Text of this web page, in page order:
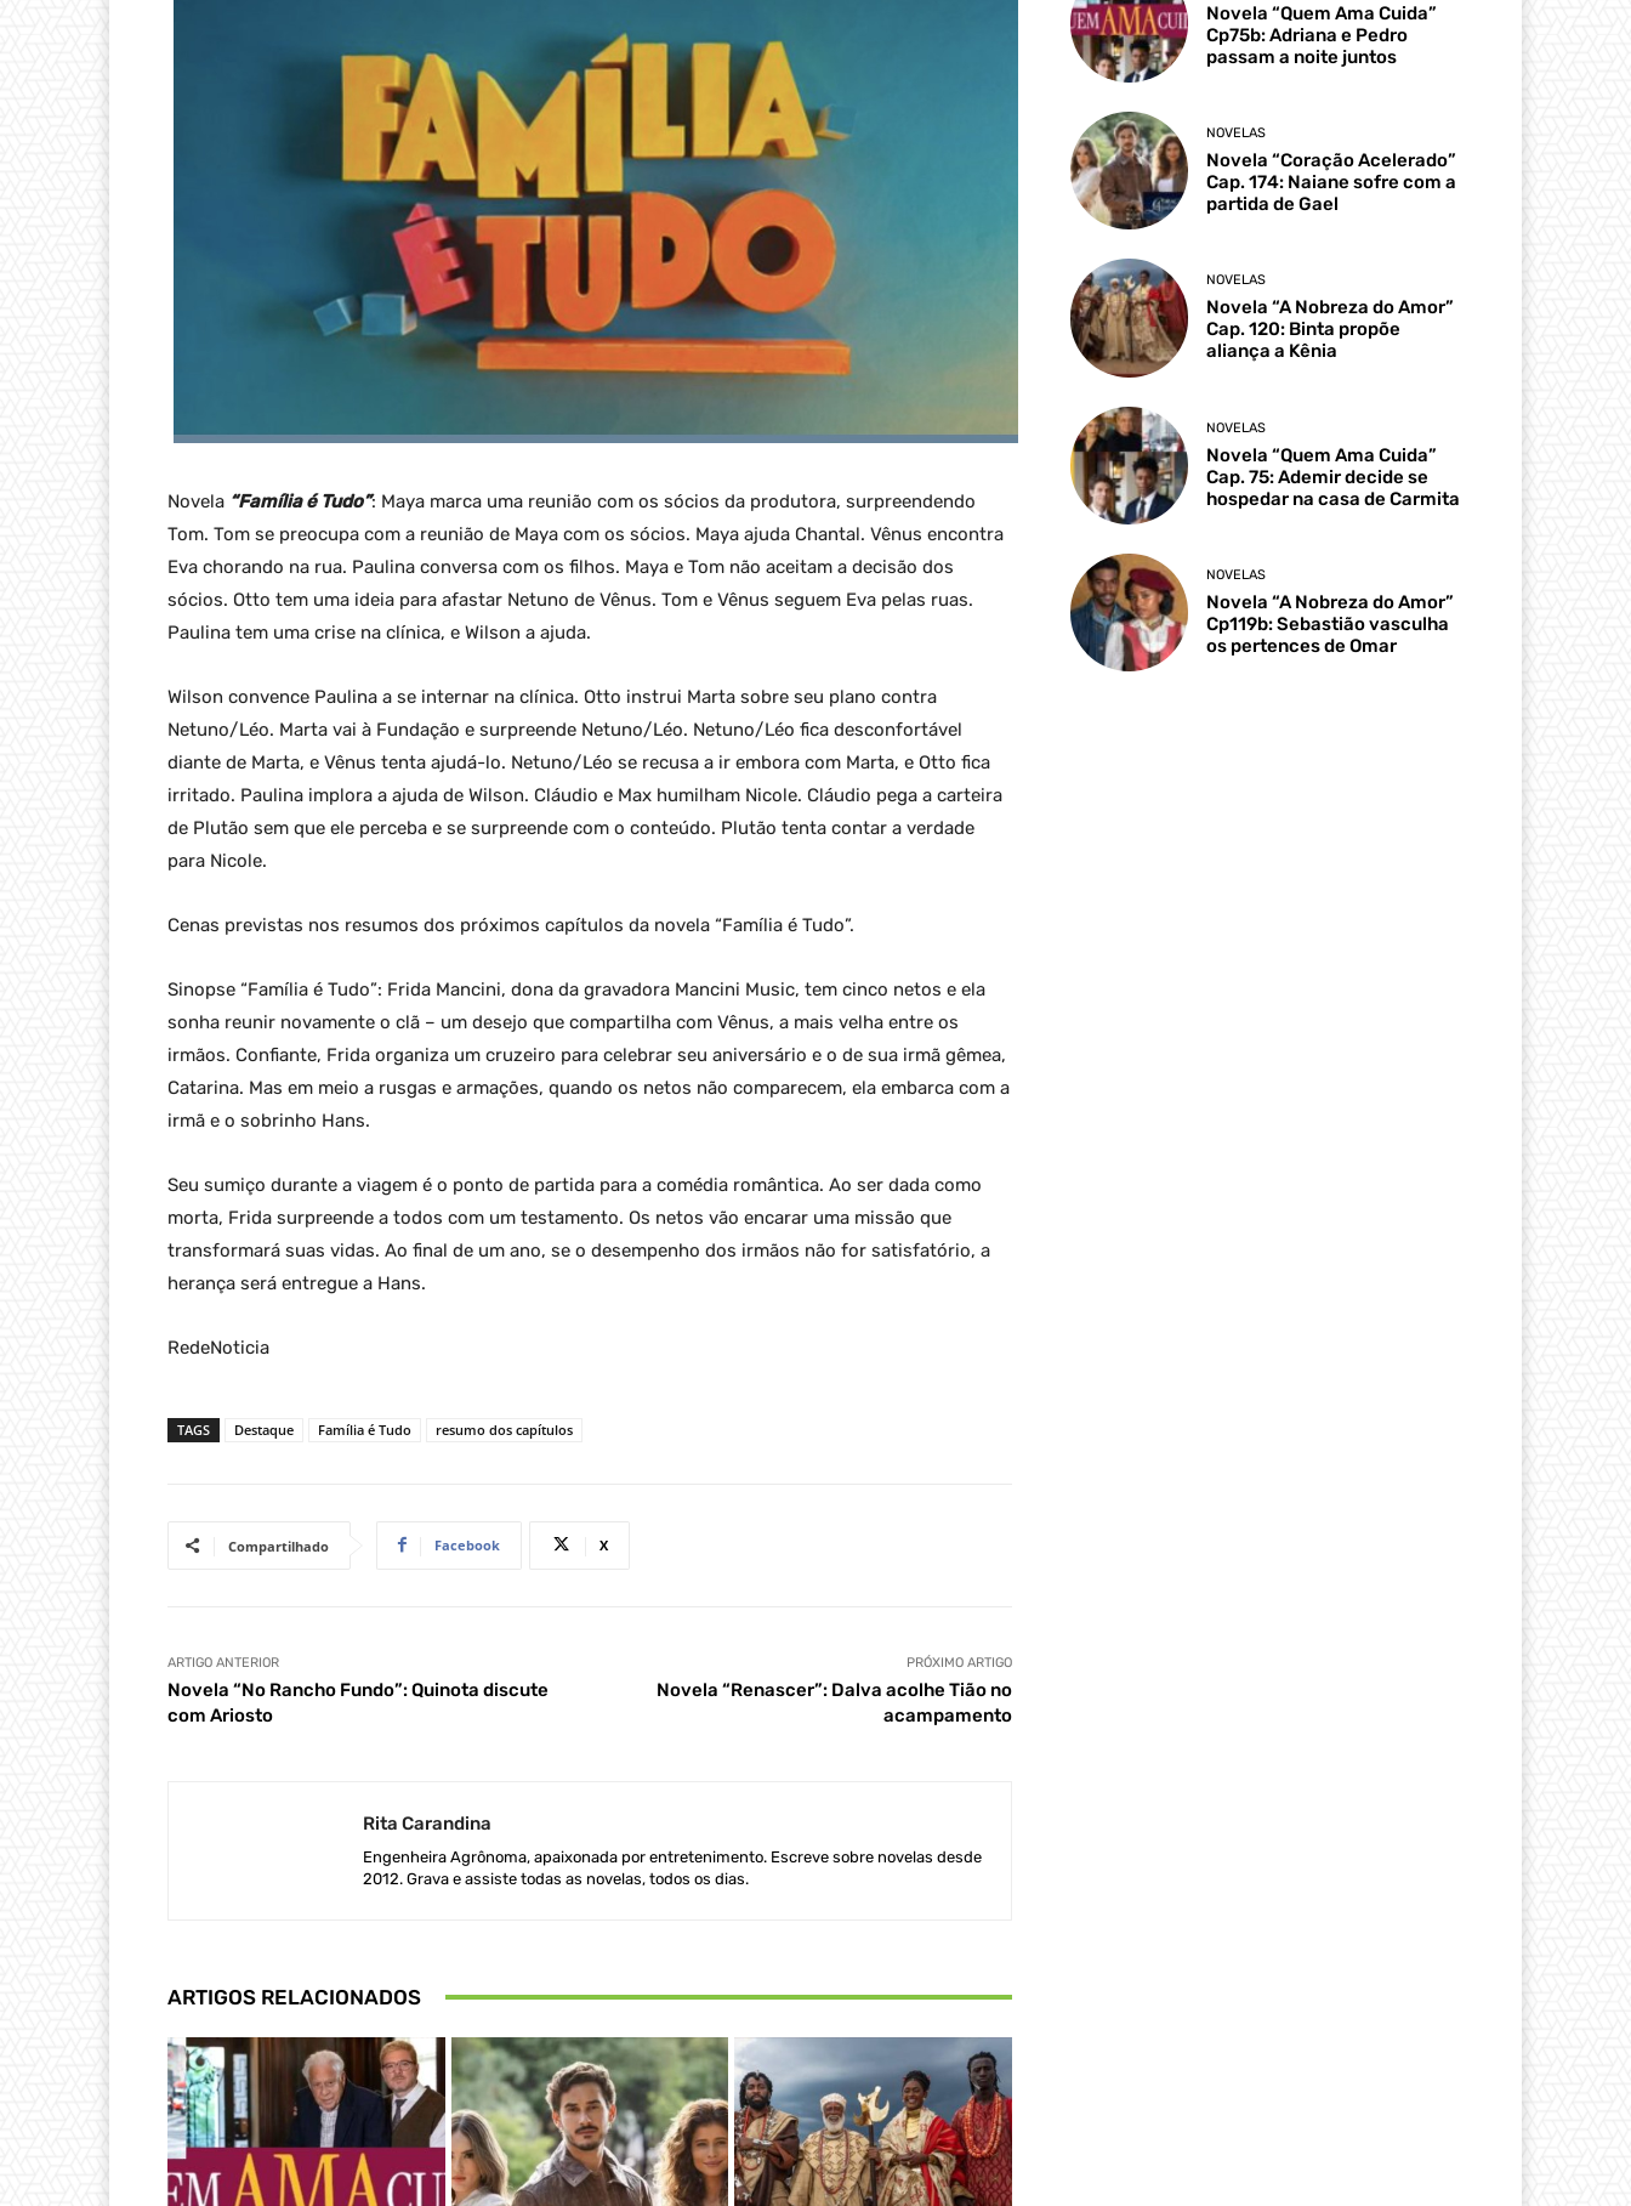
Novela “Família é Tudo”: Maya marca uma reunião com os sócios da produtora, surpreendendo
Tom. Tom se preocupa com a reunião de Maya com os sócios. Maya ajuda Chantal. Vênus encontra
Eva chorando na rua. Paulina conversa com os filhos. Maya e Tom não aceitam a decisão dos
sócios. Otto tem uma ideia para afastar Netuno de Vênus. Tom e Vênus seguem Eva pelas ruas.
Paulina tem uma crise na clínica, e Wilson a ajuda.
Wilson convence Paulina a se internar na clínica. Otto instrui Marta sobre seu plano contra
Netuno/Léo. Marta vai à Fundação e surpreende Netuno/Léo. Netuno/Léo fica desconfortável
diante de Marta, e Vênus tenta ajudá-lo. Netuno/Léo se recusa a ir embora com Marta, e Otto fica
irritado. Paulina implora a ajuda de Wilson. Cláudio e Max humilham Nicole. Cláudio pega a carteira
de Plutão sem que ele perceba e se surpreende com o conteúdo. Plutão tenta contar a verdade
para Nicole.
Cenas previstas nos resumos dos próximos capítulos da novela “Família é Tudo”.
Sinopse “Família é Tudo”: Frida Mancini, dona da gravadora Mancini Music, tem cinco netos e ela
sonha reunir novamente o clã – um desejo que compartilha com Vênus, a mais velha entre os
irmãos. Confiante, Frida organiza um cruzeiro para celebrar seu aniversário e o de sua irmã gêmea,
Catarina. Mas em meio a rusgas e armações, quando os netos não comparecem, ela embarca com a
irmã e o sobrinho Hans.
Seu sumiço durante a viagem é o ponto de partida para a comédia romântica. Ao ser dada como
morta, Frida surpreende a todos com um testamento. Os netos vão encarar uma missão que
transformará suas vidas. Ao final de um ano, se o desempenho dos irmãos não for satisfatório, a
herança será entregue a Hans.
RedeNoticia
TAGS Destaque Família é Tudo resumo dos capítulos
Compartilhado Facebook X
ARTIGO ANTERIOR
Novela “No Rancho Fundo”: Quinota discute
com Ariosto
PRÓXIMO ARTIGO
Novela “Renascer”: Dalva acolhe Tião no
acampamento
Rita Carandina
Engenheira Agrônoma, apaixonada por entretenimento. Escreve sobre novelas desde
2012. Grava e assiste todas as novelas, todos os dias.
ARTIGOS RELACIONADOS
Novela “Quem Ama Cuida”
Cp75b: Adriana e Pedro
passam a noite juntos
NOVELAS
Novela “Coração Acelerado”
Cap. 174: Naiane sofre com a
partida de Gael
NOVELAS
Novela “A Nobreza do Amor”
Cap. 120: Binta propõe
aliança a Kênia
NOVELAS
Novela “Quem Ama Cuida”
Cap. 75: Ademir decide se
hospedar na casa de Carmita
NOVELAS
Novela “A Nobreza do Amor”
Cp119b: Sebastião vasculha
os pertences de Omar